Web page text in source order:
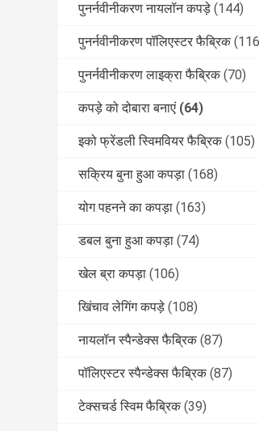
पुनर्नवीनीकरण नायलॉन कपड़े (144)
पुनर्नवीनीकरण पॉलिएस्टर फैब्रिक
पुनर्नवीनीकरण लाइक्रा फैब्रिक (70)
कपड़े को दोबारा बनाएं (64)
इको फ्रेंडली स्विमवियर फैब्रिक (105)
सक्रिय बुना हुआ कपड़ा (168)
योग पहनने का कपड़ा (163)
डबल बुना हुआ कपड़ा (74)
खेल ब्रा कपड़ा (106)
खिंचाव लेगिंग कपड़े (108)
नायलॉन स्पैन्डेक्स फैब्रिक (87)
पॉलिएस्टर स्पैन्डेक्स फैब्रिक (87)
टेक्सचर्ड स्विम फैब्रिक (39)